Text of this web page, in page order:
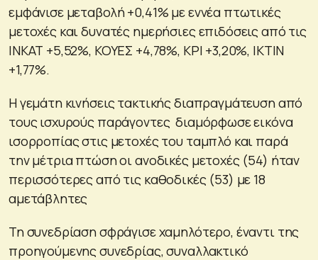
εμφάνισε μεταβολή +0,41% με εννέα πτωτικές
μετοχές και δυνατές ημερήσιες επιδόσεις από τις
ΙΝΚΑΤ +5,52%, ΚΟΥΕΣ +4,78%, ΚΡΙ +3,20%, ΙΚΤΙΝ
+1,77%.
Η γεμάτη κινήσεις τακτικής διαπραγμάτευση από
τους ισχυρούς παράγοντες διαμόρφωσε εικόνα
ισορροπίας στις μετοχές του ταμπλό και παρά
την μέτρια πτώση οι ανοδικές μετοχές (54) ήταν
περισσότερες από τις καθοδικές (53) με 18
αμετάβλητες
Τη συνεδρίαση σφράγισε χαμηλότερο, έναντι της
προηγούμενης συνεδρίας, συναλλακτικό